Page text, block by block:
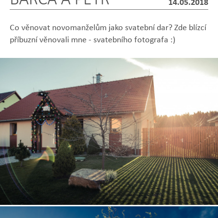
fotografii
fotografii
fotografii
Zobrazit
fotografii
Zobrazit
fotografii
Co věnovat novomanželům jako svatební dar? Zde blízcí
příbuzní věnovali mne - svatebního fotografa :)